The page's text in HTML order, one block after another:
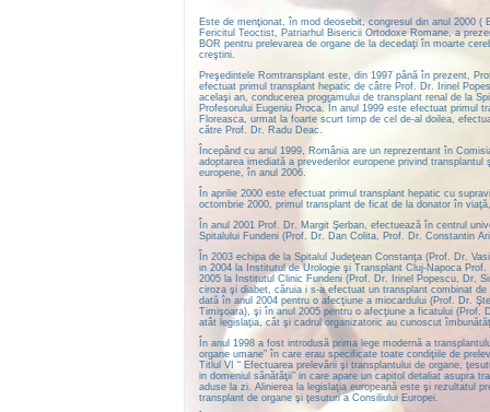
Este de menţionat, în mod deosebit, congresul din anul 2000
Fericitul Teoctist, Patriarhul Bisericii Ortodoxe Romane, a
BOR pentru prelevarea de organe de la decedaţi în moarte
creştini.
Preşedintele Romtransplant este, din 1997 până în prezent,
efectuat primul transplant hepatic de câtre Prof. Dr. Irinel
acelaşi an, conducerea programului de transplant renal de la
Profesorului Eugeniu Proca. În anul 1999 este efectuat primul
Floreasca, urmat la foarte scurt timp de cel de-al doilea,
către Prof. Dr. Radu Deac.
Începând cu anul 1999, România are un reprezentant în
adoptarea imediată a prevederilor europene privind
europene, în anul 2006.
În aprilie 2000 este efectuat primul transplant hepatic cu
octombrie 2000, primul transplant de ficat de la donator în
În anul 2001 Prof. Dr. Margit Şerban, efectuează în centrul
Spitalului Fundeni (Prof. Dr. Dan Colita, Prof. Dr. Constantin
În 2003 echipa de la Spitalul Judeţean Constanţa (Prof. Dr.
in 2004 la Institutul de Urologie şi Transplant Cluj-Napoca
2005 la Institutul Clinic Fundeni (Prof. Dr. Irinel Popescu, Dr,
ciroza şi diabet, căruia i s-a efectuat un transplant combinat
dată în anul 2004 pentru o afecţiune a miocardului (Prof. Dr.
Timişoara), şi în anul 2005 pentru o afecţiune a ficatului
atât legislaţia, cât şi cadrul organizatoric au cunoscut
În anul 1998 a fost introdusă prima lege modernă a
organe umane” în care erau specificate toate condiţiile de
Titlul VI “ Efectuarea prelevării şi transplantului de organe,
in domeniul sănătăţii” in care apare un capitol detaliat asupra
aduse la zi. Alinierea la legislaţia europeană este şi rezultatul
transplant de organe şi ţesuturi a Consiliului Europei.